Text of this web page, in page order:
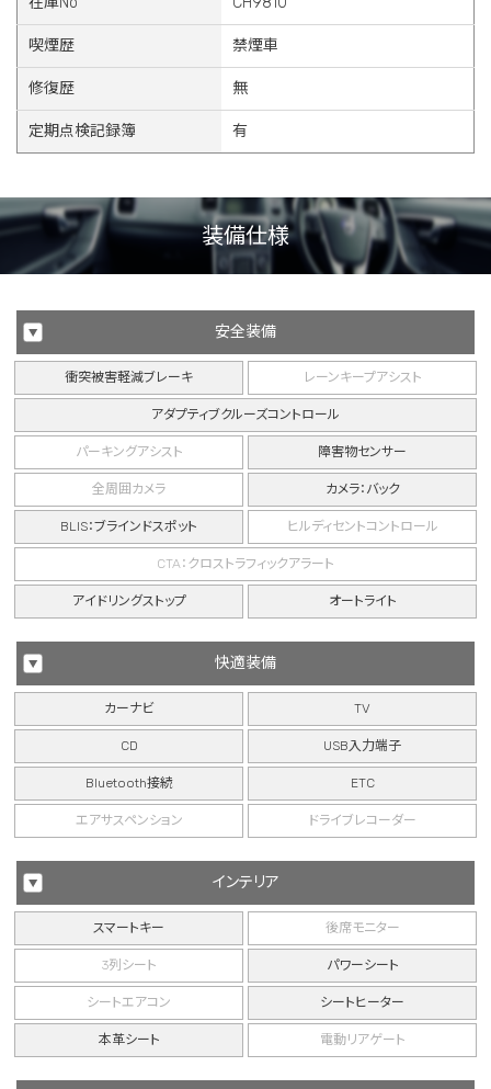
喫煙歴 禁煙車
修復歴 無
定期点検記録簿 有
装備仕様
安全装備
衝突被害軽減ブレーキ
アダプティブクルーズコントロール
レーンキープアシスト
パーキングアシスト 障害物センサー
全周囲カメラ カメラ：バック
BLIS：ブラインドスポット ヒルディセントコントロール
CTA：クロストラフィックアラート
アイドリングストップ オートライト
快適装備
カーナビ TV
CD USB入力端子
Bluetooth接続 ETC
エアサスペンション ドライブレコーダー
インテリア
スマートキー 後席モニター
3列シート パワーシート
シートエアコン シートヒーター
本革シート 電動リアゲート